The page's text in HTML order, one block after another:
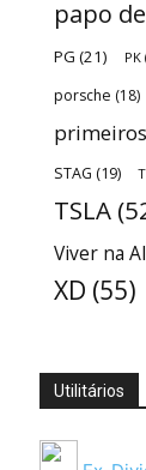
papo
PG (21) PK
porsche (18)
STAG (19) T
TSLA
Viver na
XD (55)
Utilitários